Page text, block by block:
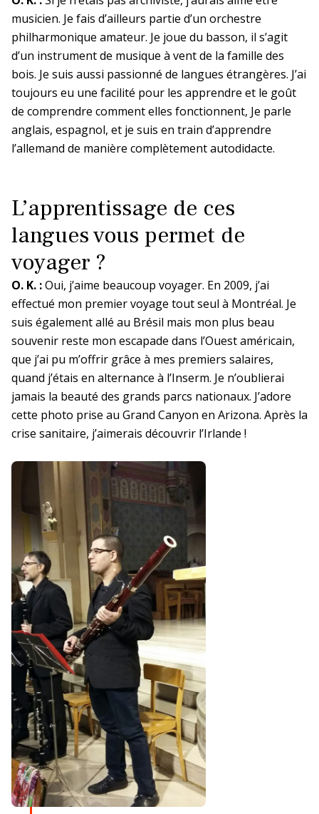
musicien. Je fais d’ailleurs partie d’un orchestre
philharmonique amateur. Je joue du basson, il s’agit
d’un instrument de musique à vent de la famille des
bois. Je suis aussi passionné de langues étrangères. J’ai
toujours eu une facilité pour les apprendre et le goût
de comprendre comment elles fonctionnent, Je parle
anglais, espagnol, et je suis en train d’apprendre
l’allemand de manière complètement autodidacte.
L’apprentissage de ces
langues vous permet de
voyager ?
O. K. :Oui, j’aime beaucoup voyager. En 2009, j’ai
effectué mon premier voyage tout seul à Montréal. Je
suis également allé au Brésil mais mon plus beau
souvenir reste mon escapade dans l’Ouest américain,
que j’ai pu m’offrir grâce à mes premiers salaires,
quand j’étais en alternance à l’Inserm. Je n’oublierai
jamais la beauté des grands parcs nationaux. J’adore
cette photo prise au Grand Canyon en Arizona. Après la
crise sanitaire, j’aimerais découvrir l’Irlande !